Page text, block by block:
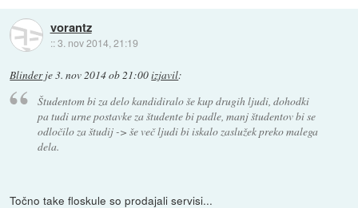
vorantz
::3. nov 2014, 21:19
Blinderje3. nov 2014 ob 21:00izjavil:
Študentom bi za delo kandidiralo še kup drugih ljudi, dohodki
pa tudi urne postavke za študente bi padle, manj študentov bi se
odločilo za študij -> še več ljudi bi iskalo zaslužek preko malega
dela.
Točno take floskule so prodajali servisi...